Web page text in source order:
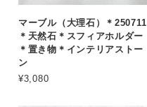
マーブル（大理石）＊250711
＊天然石＊スフィアホルダー
＊置き物＊インテリアストー
ン
¥3,080